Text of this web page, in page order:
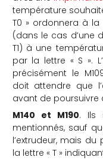
température
T0 » ordonnera à la
(dans le cas d’une
T1) à une
par la lettre « S ».
précisément le
doit attendre que
avant de
M140 et M190. Ils
mentionnés, sauf
l’extrudeur, mais
la lettre « T »